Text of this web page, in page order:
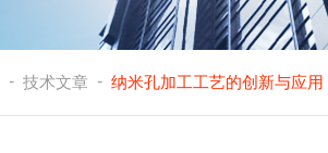
- 技术文章 - 纳米孔加工工艺的创新与应用